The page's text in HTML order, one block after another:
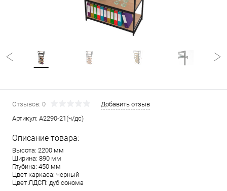
Отзывов: 0
Добавить отзыв
Артикул: A2290-21(ч/дс)
Описание товара:
Высота: 2200 мм
Ширина: 890 мм
Глубина: 450 мм
Цвет каркаса: черный
Цвет ЛДСП: дуб сонома